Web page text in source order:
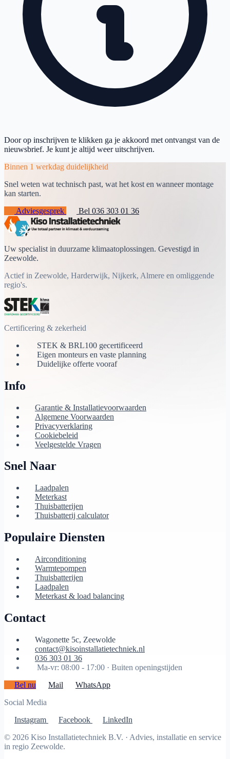
Door op inschrijven te klikken ga je akkoord met ontvangst van de
nieuwsbrief. Je kunt je altijd weer uitschrijven.
Binnen 1 werkdag duidelijkheid
Snel weten wat technisch past, wat het kost en wanneer montage
kan starten.
Adviesgesprek
Bel 036 303 01 36
Uw specialist in duurzame klimaatoplossingen. Gevestigd in
Zeewolde.
Actief in Zeewolde, Harderwijk, Nijkerk, Almere en omliggende
regio's.
Certificering & zekerheid
STEK & BRL100 gecertificeerd
Eigen monteurs en vaste planning
Duidelijke offerte vooraf
Info
Garantie & Installatievoorwaarden
Algemene Voorwaarden
Privacyverklaring
Cookiebeleid
Veelgestelde Vragen
Snel Naar
Laadpalen
Meterkast
Thuisbatterijen
Thuisbatterij calculator
Populaire Diensten
Airconditioning
Warmtepompen
Thuisbatterijen
Laadpalen
Meterkast & load balancing
Contact
Wagonette 5c, Zeewolde
contact@kisoinstallatietechniek.nl
036 303 01 36
Ma-vr: 08:00 - 17:00 · Buiten openingstijden
Bel nu
Mail
WhatsApp
Social Media
Instagram
Facebook
LinkedIn
© 2026 Kiso Installatietechniek B.V. · Advies, installatie en service
in regio Zeewolde.